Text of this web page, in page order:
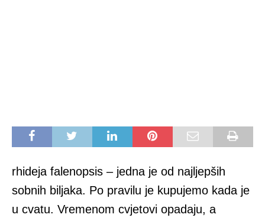
rhideja falenopsis – jedna je od najljepših
sobnih biljaka. Po pravilu je kupujemo kada je
u cvatu. Vremenom cvjetovi opadaju, a